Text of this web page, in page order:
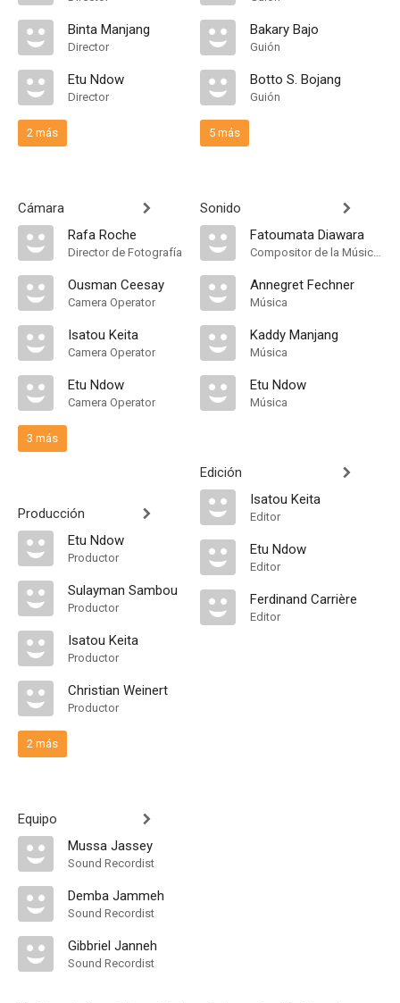
Binta Manjang
Director
Etu Ndow
Director
2 más
Cámara
Rafa Roche
Director de Fotografía
Ousman Ceesay
Camera Operator
Isatou Keita
Camera Operator
Etu Ndow
Camera Operator
3 más
Producción
Etu Ndow
Productor
Sulayman Sambou
Productor
Isatou Keita
Productor
Christian Weinert
Productor
2 más
Equipo
Mussa Jassey
Sound Recordist
Demba Jammeh
Sound Recordist
Gibbriel Janneh
Sound Recordist
Bakary Bajo
Guión
Botto S. Bojang
Guión
5 más
Sonido
Fatoumata Diawara
Compositor de la Música Original
Annegret Fechner
Música
Kaddy Manjang
Música
Etu Ndow
Música
Edición
Isatou Keita
Editor
Etu Ndow
Editor
Ferdinand Carrière
Editor